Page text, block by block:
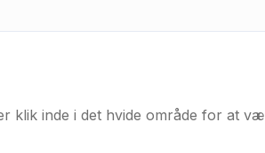
klik inde i det hvide område for at